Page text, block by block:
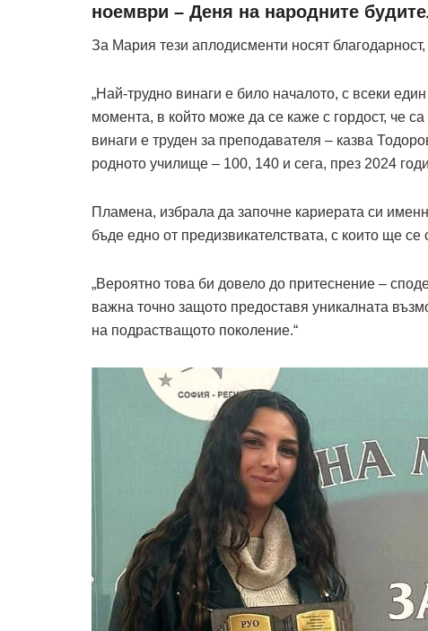
ноември – Деня на народните
За Мария тези аплодисменти носят
„Най-трудно винаги е било началото, с всеки
момента, в който може да се каже с гордост, че
винаги е труден за преподавателя – казва
родното училище – 100, 140 и сега, през 2024
Пламена, избрала да започне кариерата си
бъде едно от предизвикателст­вата, с които ще се
„Вероятно това би довело до притеснение –
важна точно защото предоставя уникалната
на подрастващото поколение.“